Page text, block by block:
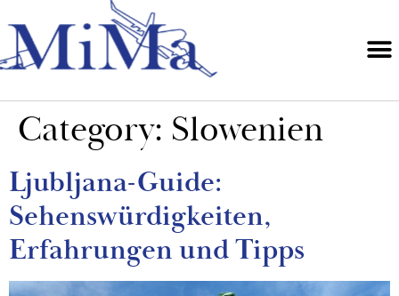
Category: Slowenien
Ljubljana-Guide:
Sehenswürdigkeiten,
Erfahrungen und Tipps